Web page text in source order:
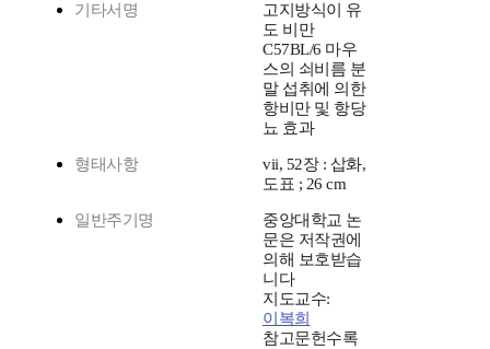
기타서명
고지방식이 유
도 비만
C57BL/6 마우
스의 쇠비름 분
말 섭취에 의한
항비만 및 항당
뇨 효과
형태사항
vii, 52장 : 삽화,
도표 ; 26 cm
일반주기명
중앙대학교 논
문은 저작권에
의해 보호받습
니다
지도교수:
이복희
참고문헌수록